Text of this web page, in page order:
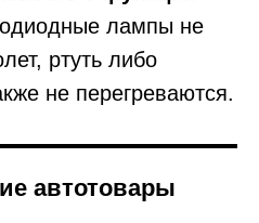
лампы не
ртуть либо
не перегреваются.
автотовары